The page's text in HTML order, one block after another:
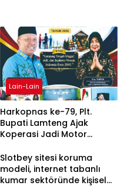
Lain-Lain
Harkopnas ke-79, Plt.
Bupati Lamteng Ajak
Koperasi Jadi Motor
Slotbey sitesi koruma
modeli, internet tabanlı
kumar sektöründe kişisel